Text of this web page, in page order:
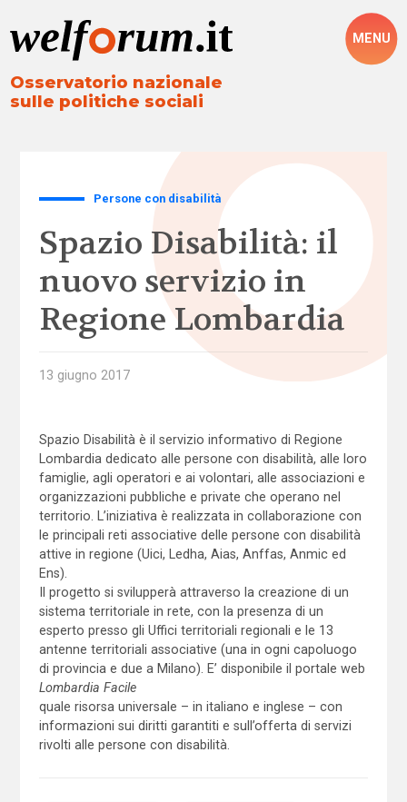
Osservatorio nazionale
sulle politiche sociali
MENU
Persone con disabilità
Spazio Disabilità: il
nuovo servizio in
Regione Lombardia
13 giugno 2017
Spazio Disabilità è il servizio informativo di Regione
Lombardia dedicato alle persone con disabilità, alle loro
famiglie, agli operatori e ai volontari, alle associazioni e
organizzazioni pubbliche e private che operano nel
territorio. L’iniziativa è realizzata in collaborazione con
le principali reti associative delle persone con disabilità
attive in regione (Uici, Ledha, Aias, Anffas, Anmic ed
Ens).
Il progetto si svilupperà attraverso la creazione di un
sistema territoriale in rete, con la presenza di un
esperto presso gli Uffici territoriali regionali e le 13
antenne territoriali associative (una in ogni capoluogo
di provincia e due a Milano). E’ disponibile il portale web
Lombardia Facile
quale risorsa universale – in italiano e inglese – con
informazioni sui diritti garantiti e sull’offerta di servizi
rivolti alle persone con disabilità.